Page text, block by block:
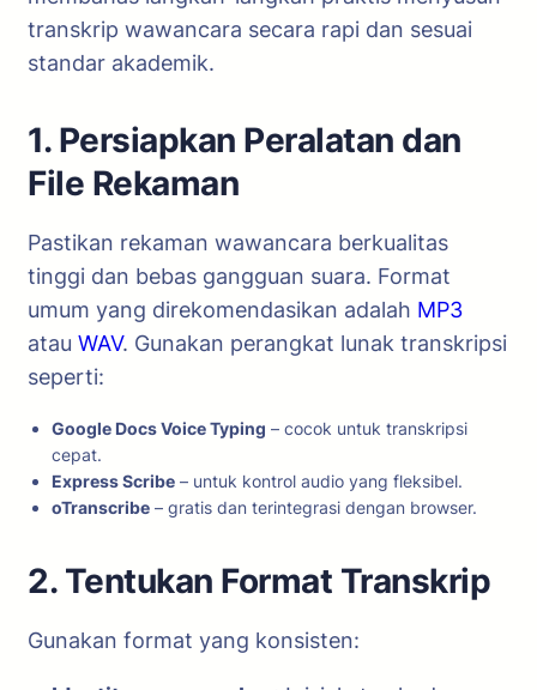
transkrip wawancara secara rapi dan sesuai
standar akademik.
1. Persiapkan Peralatan dan
File Rekaman
Pastikan rekaman wawancara berkualitas
tinggi dan bebas gangguan suara. Format
umum yang direkomendasikan adalah MP3
atau WAV. Gunakan perangkat lunak transkripsi
seperti:
Google Docs Voice Typing – cocok untuk transkripsi
cepat.
Express Scribe – untuk kontrol audio yang fleksibel.
oTranscribe – gratis dan terintegrasi dengan browser.
2. Tentukan Format Transkrip
Gunakan format yang konsisten: